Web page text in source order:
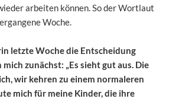
arbeiten können. So der Wortlaut
Woche.
letzte Woche die Entscheidung
zunächst: „Es sieht gut aus. Die
wir kehren zu einem normaleren
mich für meine Kinder, die ihre